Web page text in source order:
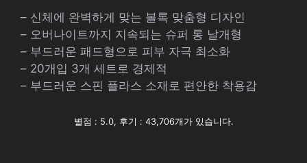
– 신체에 완벽하게 맞는 볼록 맞춤형 디자인
– 오버나이트까지 지속되는 슈퍼 롱 날개형
– 부드러운 패드형으로 피부 자극 최소화
– 20개입 3개 세트로 경제적
– 부드러운 스핀 플라스 소재로 편안한 착용감
별점 : 5.0, 후기 : 43,706개가 있습니다.